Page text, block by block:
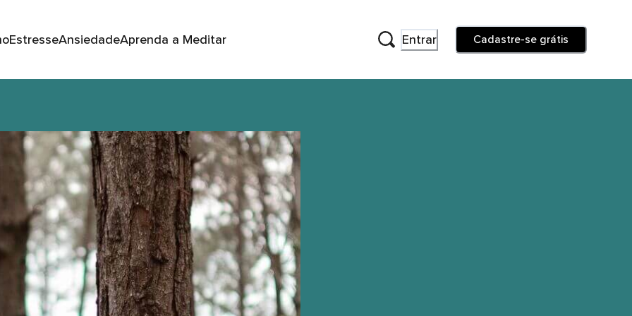
EstresseAnsiedadeAprenda a Meditar Entrar Cadastre-se grátis